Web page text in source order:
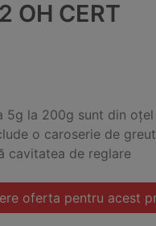
OH CERT
5g la 200g sunt din
o caroserie de
cavitatea de reglare
oferta pentru acest